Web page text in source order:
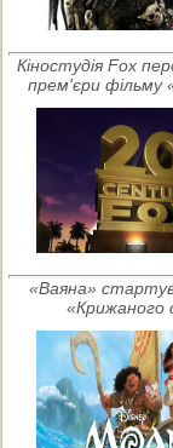
Кіностудія Fox
прем'єри фільму
«Ваяна»
«Крижаного